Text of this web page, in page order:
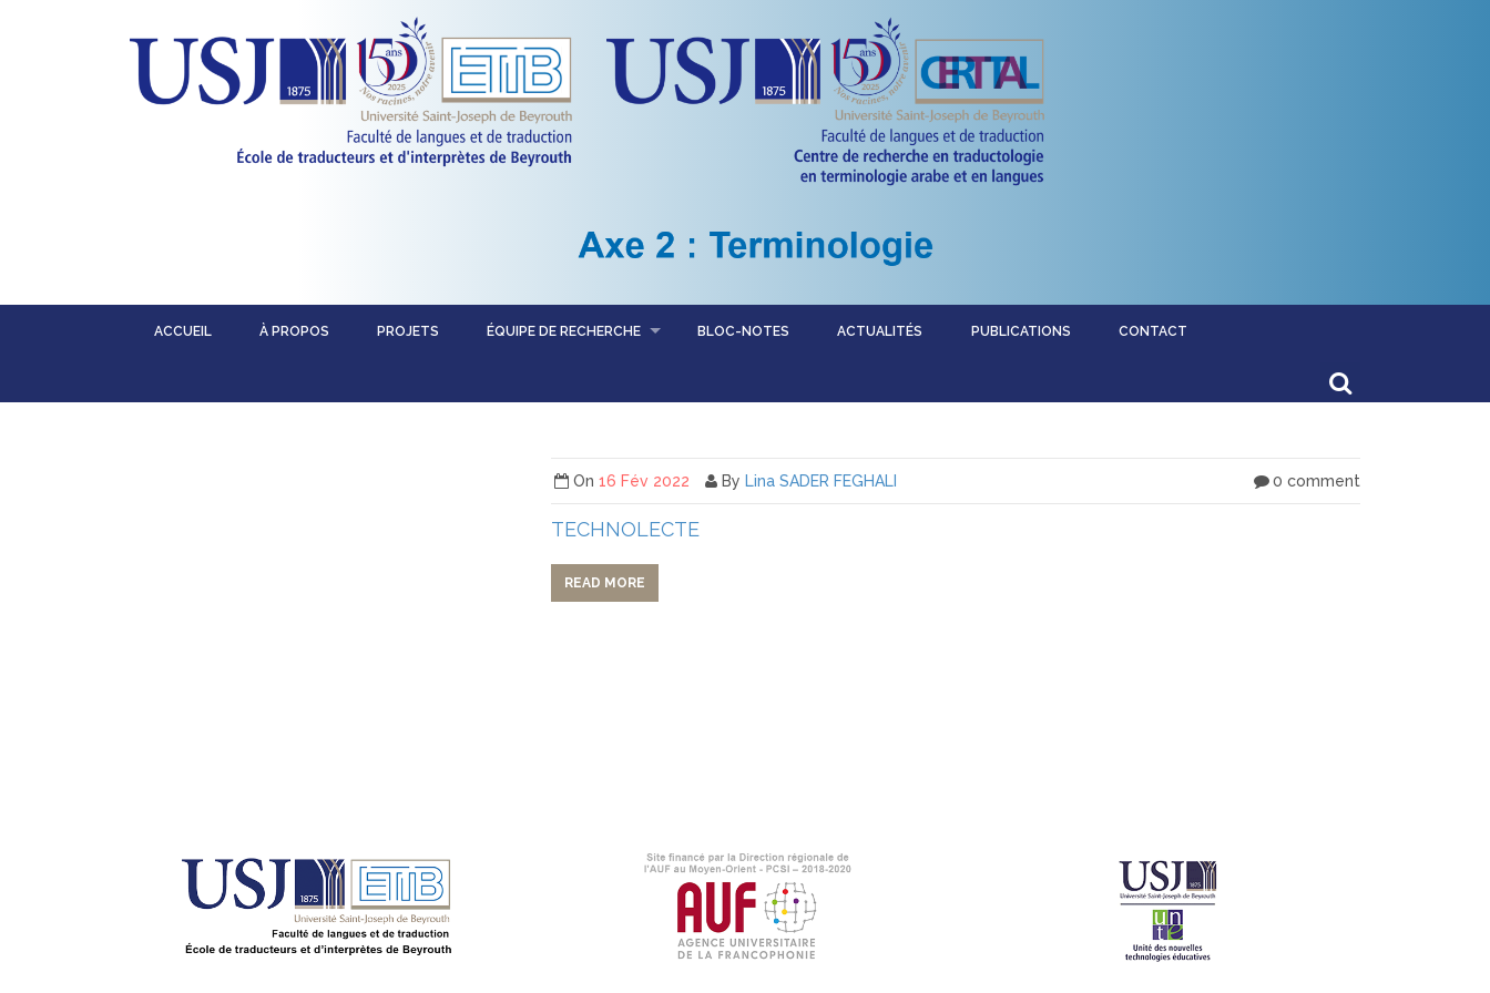
ACCUEIL À PROPOS PROJETS ÉQUIPE DE RECHERCHE BLOC-NOTES ACTUALITÉS PUBLICATIONS CONTACT
On 16 Fév 2022 By Lina SADER FEGHALI 0 comment
TECHNOLECTE
READ MORE